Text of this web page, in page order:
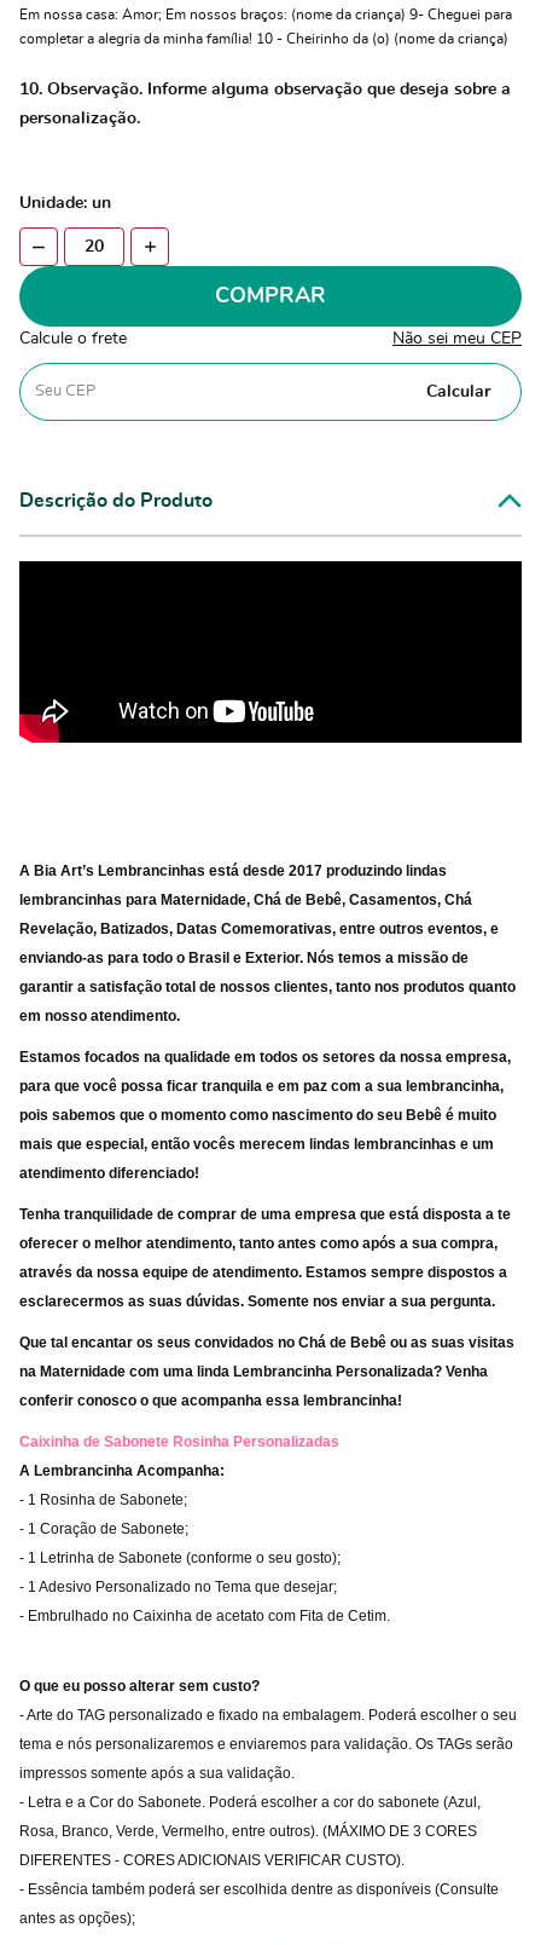
Em nossa casa: Amor; Em nossos braços: (nome da criança) 9- Cheguei para
completar a alegria da minha família! 10 - Cheirinho da (o) (nome da criança)
10. Observação. Informe alguma observação que deseja sobre a
personalização.
Unidade: un
COMPRAR
Calcule o frete Não sei meu CEP
Calcular
Descrição do Produto
A Bia Art’s Lembrancinhas está desde 2017 produzindo lindas
lembrancinhas para Maternidade, Chá de Bebê, Casamentos, Chá
Revelação, Batizados, Datas Comemorativas, entre outros eventos, e
enviando-as para todo o Brasil e Exterior. Nós temos a missão de
garantir a satisfação total de nossos clientes, tanto nos produtos quanto
em nosso atendimento.
Estamos focados na qualidade em todos os setores da nossa empresa,
para que você possa ficar tranquila e em paz com a sua lembrancinha,
pois sabemos que o momento como nascimento do seu Bebê é muito
mais que especial, então vocês merecem lindas lembrancinhas e um
atendimento diferenciado!
Tenha tranquilidade de comprar de uma empresa que está disposta a te
oferecer o melhor atendimento, tanto antes como após a sua compra,
através da nossa equipe de atendimento. Estamos sempre dispostos a
esclarecermos as suas dúvidas. Somente nos enviar a sua pergunta.
Que tal encantar os seus convidados no Chá de Bebê ou as suas visitas
na Maternidade com uma linda Lembrancinha Personalizada? Venha
conferir conosco o que acompanha essa lembrancinha!
Caixinha de Sabonete Rosinha Personalizadas
A Lembrancinha Acompanha:
- 1 Rosinha de Sabonete;
- 1 Coração de Sabonete;
- 1 Letrinha de Sabonete (conforme o seu gosto);
- 1 Adesivo Personalizado no Tema que desejar;
- Embrulhado no Caixinha de acetato com Fita de Cetim.
O que eu posso alterar sem custo?
- Arte do TAG personalizado e fixado na embalagem. Poderá escolher o seu
tema e nós personalizaremos e enviaremos para validação. Os TAGs serão
impressos somente após a sua validação.
- Letra e a Cor do Sabonete. Poderá escolher a cor do sabonete (Azul,
Rosa, Branco, Verde, Vermelho, entre outros). (MÁXIMO DE 3 CORES
DIFERENTES - CORES ADICIONAIS VERIFICAR CUSTO).
- Essência também poderá ser escolhida dentre as disponíveis (Consulte
antes as opções);